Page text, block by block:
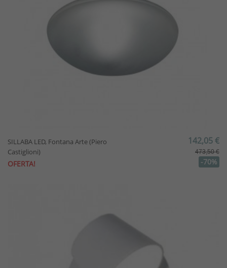
SILLABA LED, Fontana Arte (Piero
Castiglioni)
OFERTA!
142,05 €
473,50 €
-70%